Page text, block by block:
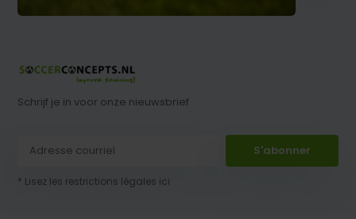
Schrijf je in voor onze nieuwsbrief
S'abonner
* Lisez les restrictions légales ici